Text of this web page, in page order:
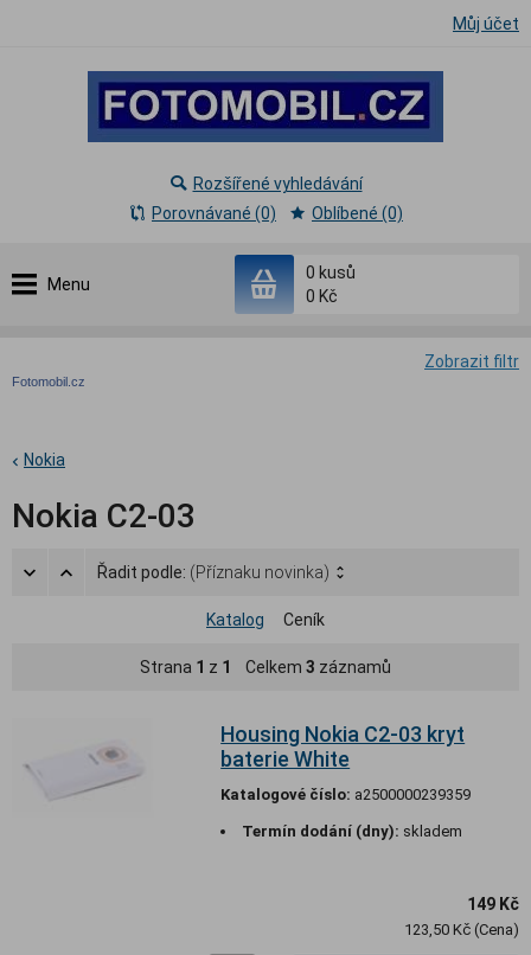
Můj účet
Menu
0 kusů
0 Kč
Rozšířené vyhledávání
Porovnávané (0)
Oblíbené (0)
Zobrazit filtr
Fotomobil.cz
Nokia
Nokia C2-03
Řadit podle: (Příznaku novinka)
Katalog Ceník
Strana 1 z 1 Celkem 3 záznamů
Housing Nokia C2-03 kryt
baterie White
Katalogové číslo: a2500000239359
Termín dodání (dny): skladem
149 Kč
123,50 Kč (Cena)